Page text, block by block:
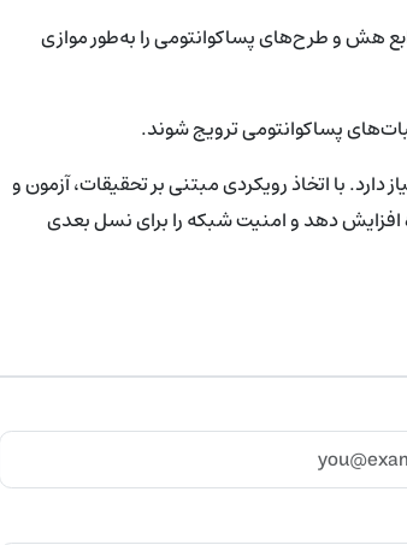
هش و طرح‌های پساکوانتومی را به‌طور موازی
پساکوانتومی ترویج شوند.
با اتخاذ رویکردی مبتنی بر تحقیقات، آزمون و
افزایش دهد و امنیت شبکه را برای نسل بعدی